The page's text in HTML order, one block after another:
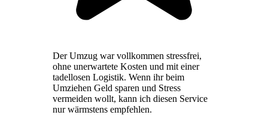
Der Umzug war vollkommen stressfrei,
ohne unerwartete Kosten und mit einer
tadellosen Logistik. Wenn ihr beim
Umziehen Geld sparen und Stress
vermeiden wollt, kann ich diesen Service
nur wärmstens empfehlen.